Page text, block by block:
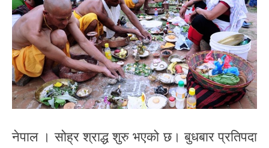
नेपाल । सोह्र श्राद्ध शुरु भएको छ। बुधबार प्रतिपदा